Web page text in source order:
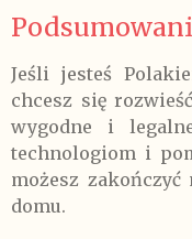
Jeśli jesteś
chcesz się
wygodne i
technologiom i
możesz zakończyć
domu.